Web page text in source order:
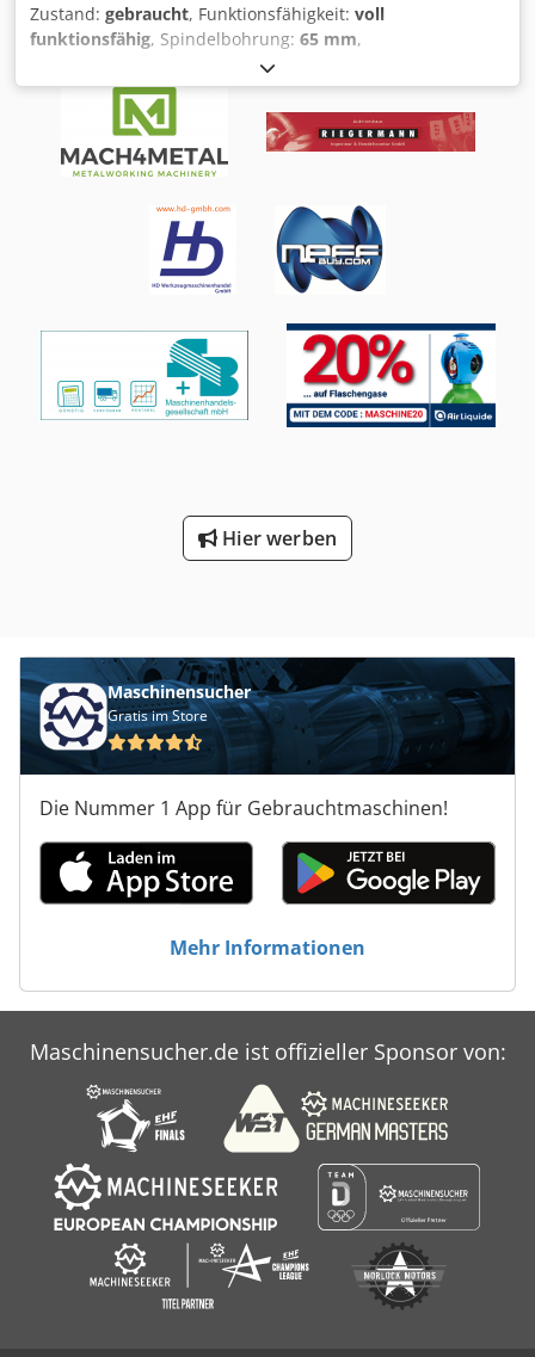
Zustand: gebraucht, Funktionsfähigkeit: voll
funktionsfähig, Spindelbohrung: 65 mm,
Umlaufdurchmesser über Bettschlitten:
Zugspindeldrehmaschine Fab. Heidenreich & Harbeck Typ
VDF Technische Daten Fabrikat: Heidenreich & Harbeck
Typ: VDF Baujahr: unbekannt Steuerung: konventionell
Spitzenweite 1500 mm Dreh-Dm. über Bett 520 mm
1,50 m Maschinengewicht: ca. 4 t Ausstattung Dodpfey A H
Akjx Anueck - 2 Achs Digitalanzeige - Lineal 1.500mm nicht
vorhanden Alle Angaben ohne Gewähr. Eine Vorführung
unter Strom ist jederzeit in unserer Ausstellungshalle
Hier werben
Maschinensucher
Gratis im Store
Die Nummer 1 App für Gebrauchtmaschinen!
Mehr Informationen
Maschinensucher.de ist offizieller Sponsor von: